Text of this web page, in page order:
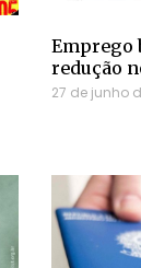
Emprego
redução
27 de junho